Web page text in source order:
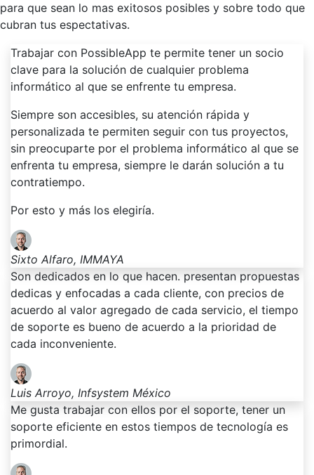
para que sean lo mas exitosos posibles y sobre todo que
cubran tus espectativas.
Trabajar con PossibleApp te permite tener un socio
clave para la solución de cualquier problema
informático al que se enfrente tu empresa.
Siempre son accesibles, su atención rápida y
personalizada te permiten seguir con tus proyectos,
sin preocuparte por el problema informático al que se
enfrenta tu empresa, siempre le darán solución a tu
contratiempo.
Por esto y más los elegiría.
Sixto Alfaro, IMMAYA
Son dedicados en lo que hacen. presentan propuestas
dedicas y enfocadas a cada cliente, con precios de
acuerdo al valor agregado de cada servicio, el tiempo
de soporte es bueno de acuerdo a la prioridad de
cada inconveniente.
Luis Arroyo, Infsystem México
Me gusta trabajar con ellos por el soporte, tener un
soporte eficiente en estos tiempos de tecnología es
primordial.